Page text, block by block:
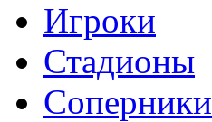
Игроки
Стадионы
Соперники